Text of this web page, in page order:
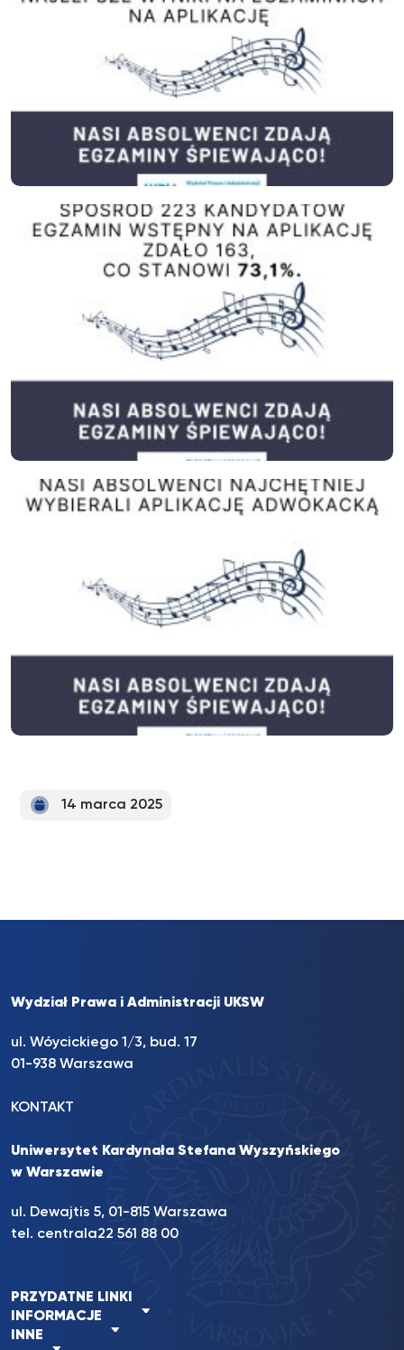
14 marca 2025
Wydział Prawa i Administracji UKSW
ul. Wóycickiego 1/3, bud. 17
01-938 Warszawa
KONTAKT
Uniwersytet Kardynała Stefana Wyszyńskiego
w Warszawie
ul. Dewajtis 5, 01-815 Warszawa
tel. centrala22 561 88 00
PRZYDATNE LINKI
INFORMACJE
INNE